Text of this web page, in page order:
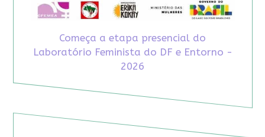
Começa a etapa presencial do
Laboratório Feminista do DF e Entorno -
2026